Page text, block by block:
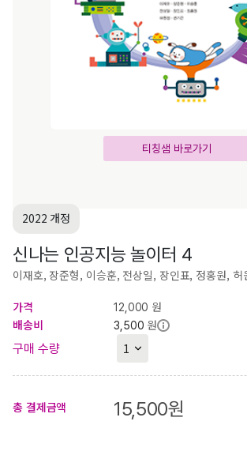
티칭샘 바로가기
2022 개정
신나는 인공지능 놀이터 4
이재호, 장준형, 이승훈, 전상일, 장인표, 정홍원, 허
가격
12,000 원
배송비
3,500 원
구매 수량
총 결제금액 15,500원